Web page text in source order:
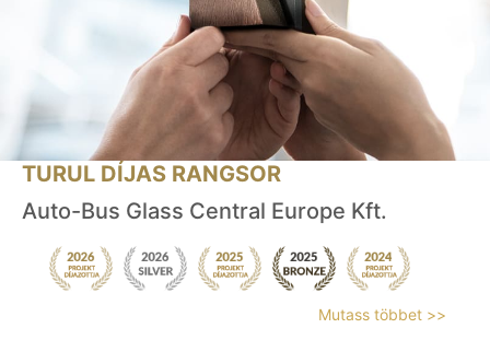
TURUL DÍJAS RANGSOR
Auto-Bus Glass Central Europe Kft.
Mutass többet >>